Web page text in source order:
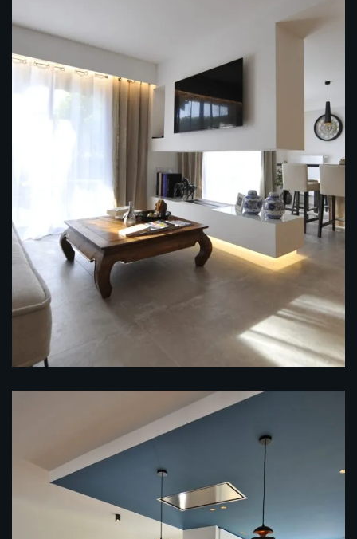
Transformation d’un T3 en T2 (Cannes)
Restructuration d’une Villa (Cannes)